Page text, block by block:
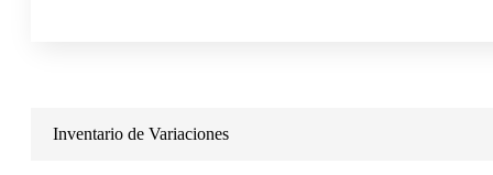
Inventario de Variaciones